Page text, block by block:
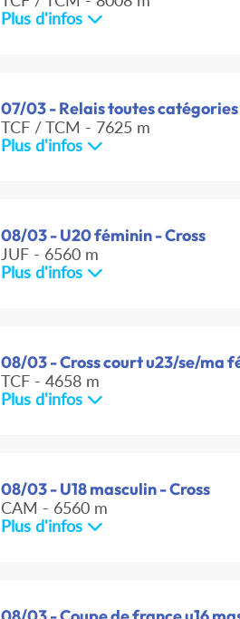
Plus d'infos
07/03 - Relais toutes catégories
TCF / TCM - 7625 m
Plus d'infos
08/03 - U20 féminin - Cross
JUF - 6560 m
Plus d'infos
08/03 - Cross court u23/se/ma
TCF - 4658 m
Plus d'infos
08/03 - U18 masculin - Cross
CAM - 6560 m
Plus d'infos